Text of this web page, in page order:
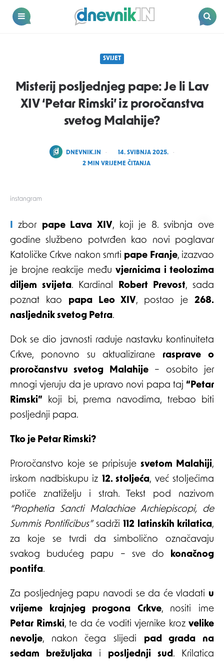
Dnevnik.in
instangram
SVIJET
Misterij posljednjeg pape: Je li Lav
XIV ‘Petar Rimski’ iz proročanstva
svetog Malahije?
POSTED
DNEVNIK.IN
14. SVIBNJA 2025.
2 MIN VRIJEME ČITANJA
Izbor pape Lava XIV, koji je 8. svibnja ove
godine službeno potvrđen kao novi poglavar
Katoličke Crkve nakon smrti pape Franje, izazvao
je brojne reakcije među vjernicima i teolozima
diljem svijeta. Kardinal Robert Prevost, sada
poznat kao papa Leo XIV, postao je268.
nasljednik svetog Petra.
Dok se dio javnosti raduje nastavku kontinuiteta
Crkve, ponovno su aktualizirane rasprave o
proročanstvu svetog Malahije– osobito jer
mnogi vjeruju da je upravo novi papa taj “Petar
Rimski” koji bi, prema navodima, trebao biti
posljednji papa.
Tko je Petar Rimski?
Proročanstvo koje se pripisuje svetom Malahiji,
irskom nadbiskupu iz 12. stoljeća, već stoljećima
potiče znatiželju i strah. Tekst pod nazivom
“Prophetia Sancti Malachiae Archiepiscopi, de
Summis Pontificibus”sadrži112 latinskih krilatica,
za koje se tvrdi da simbolično označavaju
svakog budućeg papu – sve do konačnog
pontifa.
Za posljednjeg papu navodi se da će vladati u
vrijeme krajnjeg progona Crkve, nositi ime
Petar Rimski, te da će voditi vjernike kroz velike
nevolje, nakon čega slijedi pad grada na
sedam brežuljaka i posljednji sud. Krilatica